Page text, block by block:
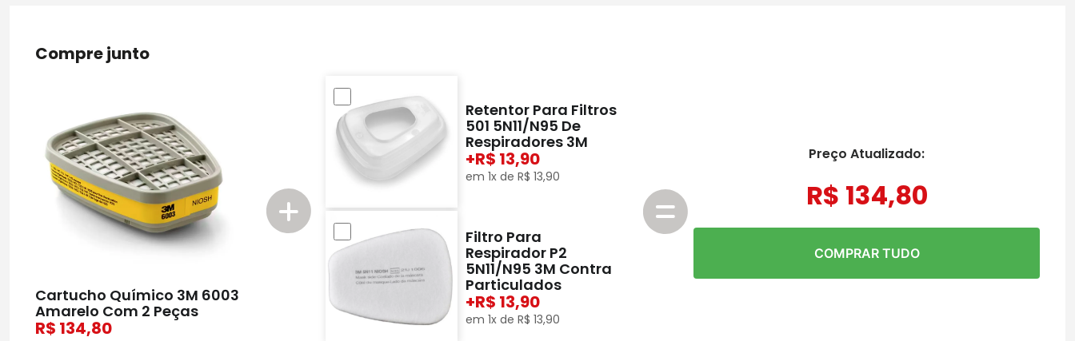
Compre junto
Cartucho Químico 3M 6003
Amarelo Com 2 Peças
134,80
Retentor Para Filtros
501 5N11/N95 De
Respiradores 3M
+ 13,90
em1x deR$ 13,90
Filtro Para
Respirador P2
5N11/N95 3M Contra
Particulados
+ 13,90
em1x deR$ 13,90
Preço Atualizado:
R$ 134,80
COMPRAR TUDO